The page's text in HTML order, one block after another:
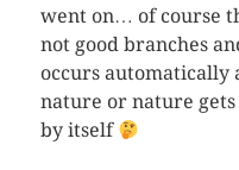
went on… of course
not good branches
occurs automatically
nature or nature
by itself